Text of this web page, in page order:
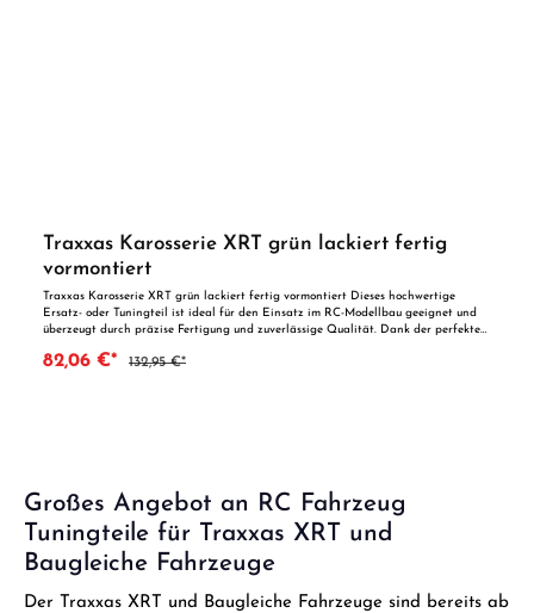
Traxxas Karosserie XRT grün lackiert fertig
vormontiert
Traxxas Karosserie XRT grün lackiert fertig vormontiert Dieses hochwertige
Ersatz- oder Tuningteil ist ideal für den Einsatz im RC-Modellbau geeignet und
überzeugt durch präzise Fertigung und zuverlässige Qualität. Dank der perfekten
geeignet. Vorteile auf einen Blick: Passgenaue Verarbeitung Geeignet für
82,06 €* 132,95 €*
Großes Angebot an RC Fahrzeug
Tuningteile für Traxxas XRT und
Baugleiche Fahrzeuge
Der Traxxas XRT und Baugleiche Fahrzeuge sind bereits ab